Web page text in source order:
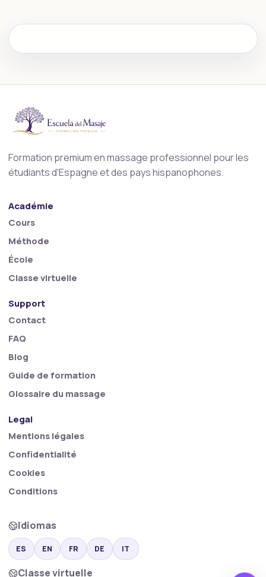
Formation premium en massage professionnel pour les
étudiants d'Espagne et des pays hispanophones.
Académie
Cours
Méthode
École
Classe virtuelle
Support
Contact
FAQ
Blog
Guide de formation
Glossaire du massage
Legal
Mentions légales
Confidentialité
Cookies
Conditions
Idiomas
ES EN FR DE IT
Classe virtuelle